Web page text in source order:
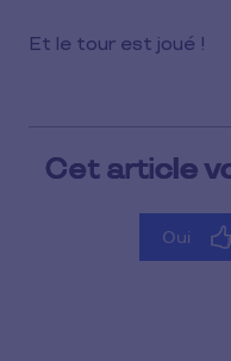
Et le tour est joué !